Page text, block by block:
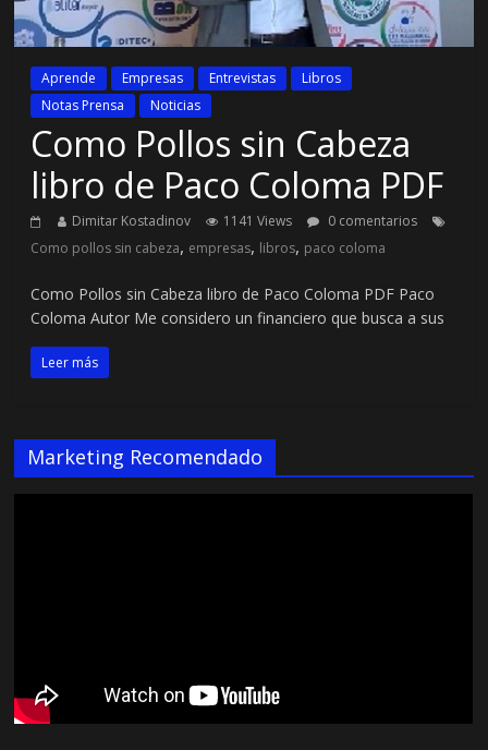
Aprende Empresas Entrevistas
Libros
Notas Prensa
Noticias
Como Pollos sin Cabeza
libro de Paco Coloma PDF
Dimitar Kostadinov 1141 Views
0 comentarios
Como pollos sin cabeza, empresas, libros, paco coloma
Como Pollos sin Cabeza libro de Paco Coloma PDF Paco
Coloma Autor Me considero un financiero que busca a sus
Leer más
Marketing Recomendado